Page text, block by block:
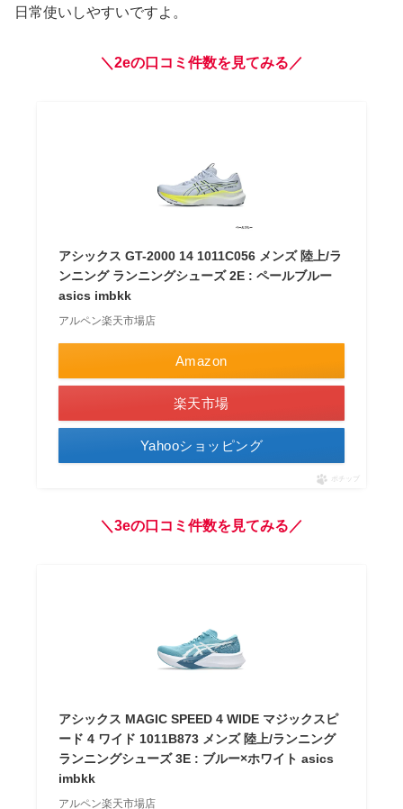
日常使いしやすいですよ。
＼2eの口コミ件数を見てみる／
アシックス GT-2000 14 1011C056 メンズ 陸上/ラ
ンニング ランニングシューズ 2E : ペールブルー
asics imbkk
アルペン楽天市場店
Amazon
楽天市場
Yahooショッピング
ポチップ
＼3eの口コミ件数を見てみる／
アシックス MAGIC SPEED 4 WIDE マジックスピ
ード 4 ワイド 1011B873 メンズ 陸上/ランニング
ランニングシューズ 3E : ブルー×ホワイト asics
imbkk
アルペン楽天市場店